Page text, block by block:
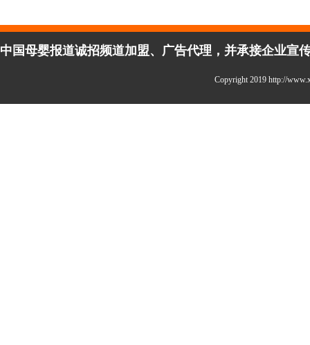
中国母婴报道诚招频道加盟、广告代理，并承接企业宣
Copyright 2019 http://